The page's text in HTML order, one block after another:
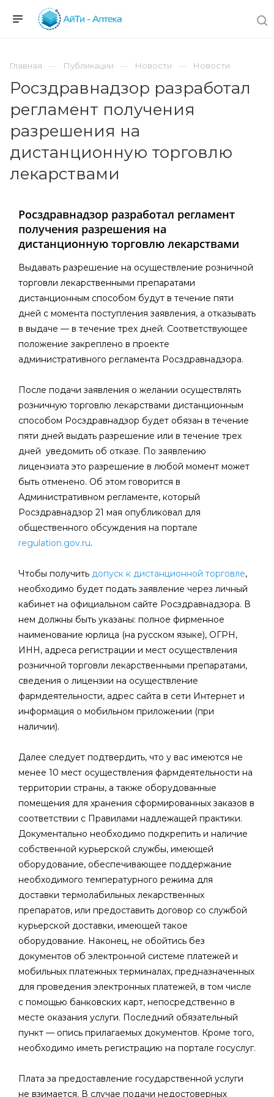
Главная Публикации Новости Новости
Росздравнадзор разработал
регламент получения
разрешения на
дистанционную торговлю
лекарствами
Росздравнадзор разработал регламент
получения разрешения на
дистанционную торговлю лекарствами
Выдавать разрешение на осуществление розничной
торговли лекарственными препаратами
дистанционным способом будут в течение пяти
дней с момента поступления заявления, а отказывать
в выдаче — в течение трех дней. Соответствующее
положение закреплено в проекте
административного регламента Росздравнадзора.
После подачи заявления о желании осуществлять
розничную торговлю лекарствами дистанционным
способом Росздравнадзор будет обязан в течение
пяти дней выдать разрешение или в течение трех
дней уведомить об отказе. По заявлению
лицензиата это разрешение в любой момент может
быть отменено. Об этом говорится в
Административном регламенте, который
Росздравнадзор 21 мая опубликовал для
общественного обсуждения на портале
regulation.gov.ru.
Чтобы получить допуск к дистанционной торговле,
необходимо будет подать заявление через личный
кабинет на официальном сайте Росздравнадзора. В
нем должны быть указаны: полное фирменное
наименование юрлица (на русском языке), ОГРН,
ИНН, адреса регистрации и мест осуществления
розничной торговли лекарственными препаратами,
сведения о лицензии на осуществление
фармдеятельности, адрес сайта в сети Интернет и
информация о мобильном приложении (при
наличии).
Далее следует подтвердить, что у вас имеются не
менее 10 мест осуществления фармдеятельности на
территории страны, а также оборудованные
помещения для хранения сформированных заказов в
соответствии с Правилами надлежащей практики.
Документально необходимо подкрепить и наличие
собственной курьерской службы, имеющей
оборудование, обеспечивающее поддержание
необходимого температурного режима для
доставки термолабильных лекарственных
препаратов, или предоставить договор со службой
курьерской доставки, имеющей такое
оборудование. Наконец, не обойтись без
документов об электронной системе платежей и
мобильных платежных терминалах, предназначенных
для проведения электронных платежей, в том числе
с помощью банковских карт, непосредственно в
месте оказания услуги. Последний обязательный
пункт — опись прилагаемых документов. Кроме того,
необходимо иметь регистрацию на портале госуслуг.
Плата за предоставление государственной услуги
не взимается. В случае подачи недостоверных